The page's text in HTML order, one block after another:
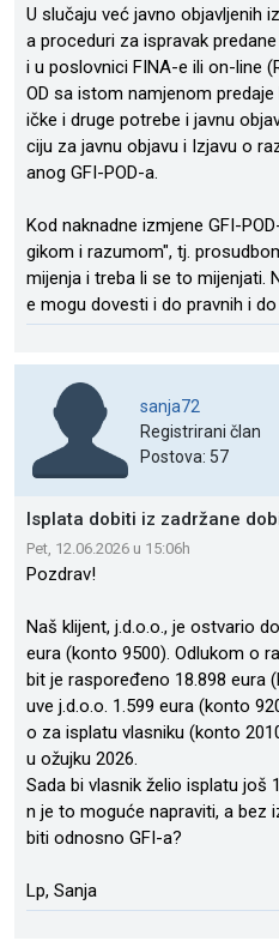
U slučaju već javno objavljenih
a proceduri za ispravak
i u poslovnici FINA-e ili on-line
OD sa istom namjenom
ičke i druge potrebe i javnu
ciju za javnu objavu i Izjavu o
anog GFI-POD-a.
Kod naknadne izmjene GFI-
gikom i razumom", tj.
mijenja i treba li se to mijenjati.
e mogu dovesti i do pravnih i
sanja72
Registrirani član
Postova: 57
Isplata dobiti iz zadržane
Pet, 12.06.2026 u 15:06h
Pozdrav!
Naš klijent, j.d.o.o., je ostvario
eura (konto 9500). Odlukom o
bit je raspoređeno 18.898 eura
uve j.d.o.o. 1.599 eura (konto
o za isplatu vlasniku (konto
u ožujku 2026.
Sada bi vlasnik želio isplatu još
n je to moguće napraviti, a bez
biti odnosno GFI-a?
Lp, Sanja